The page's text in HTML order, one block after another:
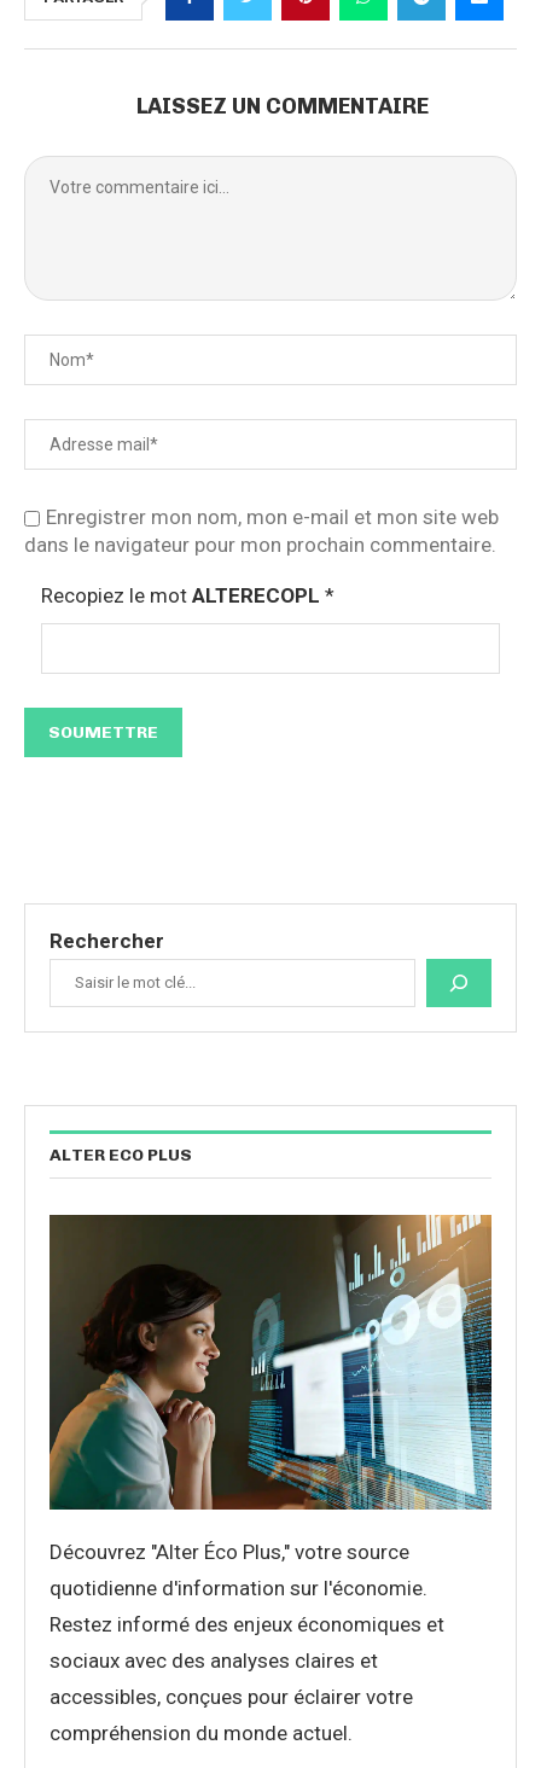
LAISSEZ UN COMMENTAIRE
Enregistrer mon nom, mon e-mail et mon site web
dans le navigateur pour mon prochain commentaire.
Recopiez le mot ALTERECOPL *
Rechercher
ALTER ECO PLUS
Découvrez "Alter Éco Plus," votre source
quotidienne d'information sur l'économie.
Restez informé des enjeux économiques et
sociaux avec des analyses claires et
accessibles, conçues pour éclairer votre
compréhension du monde actuel.